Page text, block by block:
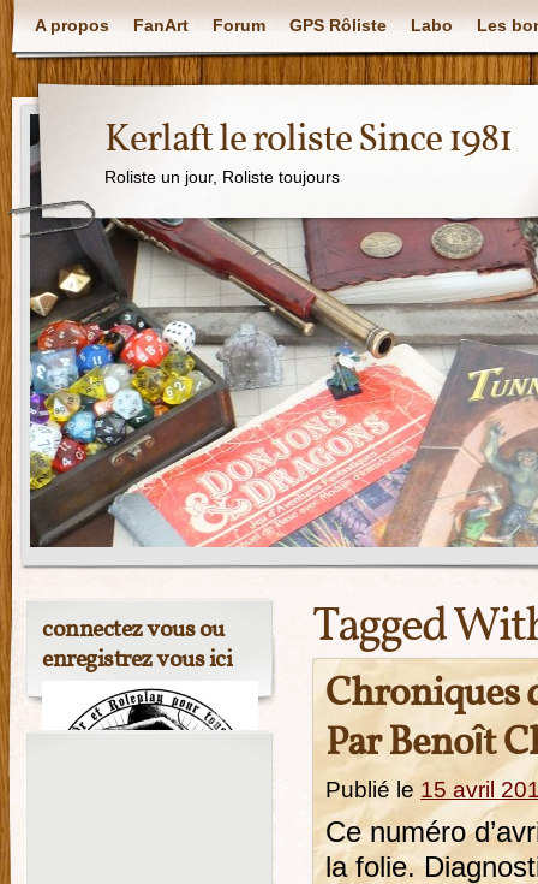
A propos FanArt Forum GPS Rôliste Labo Les
Kerlaft le roliste Since 1981
Roliste un jour, Roliste toujours
Tagged
Chroniques
Par Benoît
Publié le 15 avril
Ce numéro
la folie.
connectez vous ou
enregistrez vous ici